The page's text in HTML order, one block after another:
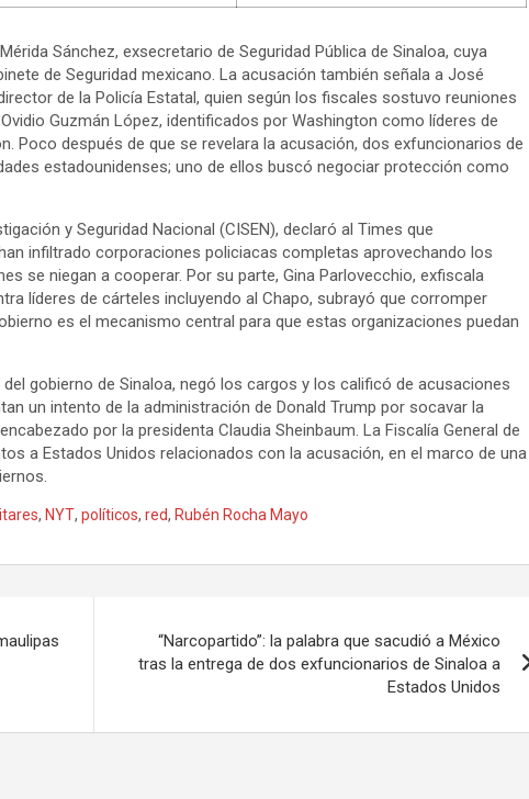
Sánchez, exsecretario de Seguridad Pública de Sinaloa, cuya
de Seguridad mexicano. La acusación también señala a José
de la Policía Estatal, quien según los fiscales sostuvo reuniones
Guzmán López, identificados por Washington como líderes de
Poco después de que se revelara la acusación, dos exfuncionarios de
estadounidenses; uno de ellos buscó negociar protección como
y Seguridad Nacional (CISEN), declaró al Times que
infiltrado corporaciones policiacas completas aprovechando los
se niegan a cooperar. Por su parte, Gina Parlovecchio, exfiscala
líderes de cárteles incluyendo al Chapo, subrayó que corromper
es el mecanismo central para que estas organizaciones puedan
gobierno de Sinaloa, negó los cargos y los calificó de acusaciones
un intento de la administración de Donald Trump por socavar la
por la presidenta Claudia Sheinbaum. La Fiscalía General de
a Estados Unidos relacionados con la acusación, en el marco de una
, NYT, políticos, red, Rubén Rocha Mayo
“Narcopartido”: la palabra que sacudió a México
tras la entrega de dos exfuncionarios de Sinaloa a
Estados Unidos